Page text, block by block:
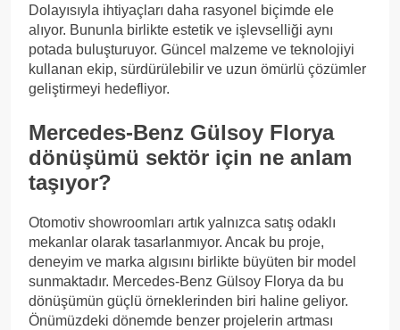
Dolayısıyla ihtiyaçları daha rasyonel biçimde ele
alıyor. Bununla birlikte estetik ve işlevselliği aynı
potada buluşturuyor. Güncel malzeme ve teknolojiyi
kullanan ekip, sürdürülebilir ve uzun ömürlü çözümler
geliştirmeyi hedefliyor.
Mercedes-Benz Gülsoy Florya
dönüşümü sektör için ne anlam
taşıyor?
Otomotiv showroomları artık yalnızca satış odaklı
mekanlar olarak tasarlanmıyor. Ancak bu proje,
deneyim ve marka algısını birlikte büyüten bir model
sunmaktadır. Mercedes-Benz Gülsoy Florya da bu
dönüşümün güçlü örneklerinden biri haline geliyor.
Önümüzdeki dönemde benzer projelerin artması